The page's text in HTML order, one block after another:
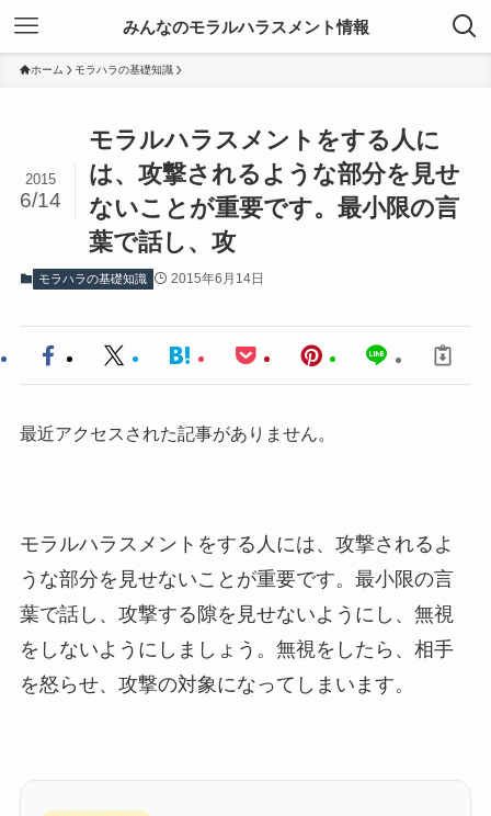
みんなのモラルハラスメント情報
ホーム モラハラの基礎知識
モラルハラスメントをする人に
は、攻撃されるような部分を見せ
ないことが重要です。最小限の言
葉で話し、攻
2015
6/14
モラハラの基礎知識 2015年6月14日
最近アクセスされた記事がありません。
モラルハラスメントをする人には、攻撃されるよ
うな部分を見せないことが重要です。最小限の言
葉で話し、攻撃する隙を見せないようにし、無視
をしないようにしましょう。無視をしたら、相手
を怒らせ、攻撃の対象になってしまいます。